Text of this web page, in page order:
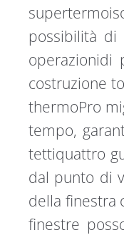
possibilità
operazionidi
costruzione
thermoPro
tempo,
tettiquattro
dal punto di
della finestra
finestre